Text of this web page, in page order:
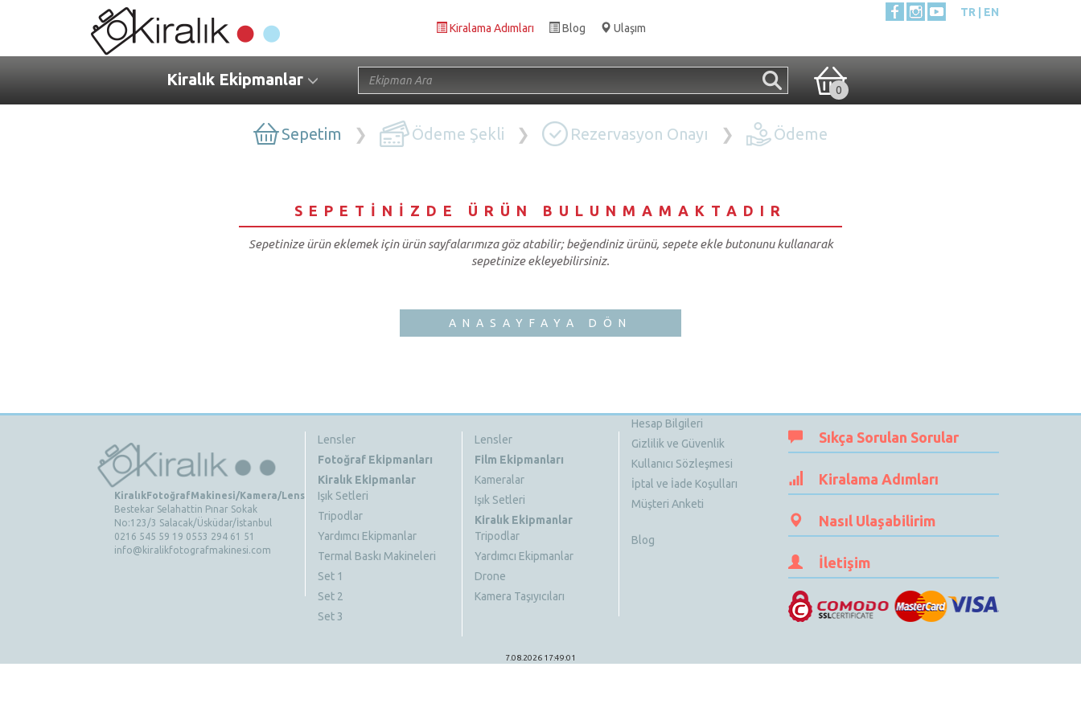
Kiralama Adımları Blog Ulaşım
TR EN
Kiralık Ekipmanlar
0
Sepetim ❯ Ödeme Şekli ❯ Rezervasyon Onayı ❯ Ödeme
SEPETİNİZDE ÜRÜN BULUNMAMAKTADIR
Sepetinize ürün eklemek için ürün sayfalarımıza göz atabilir; beğendiniz ürünü, sepete ekle butonunu kullanarak
sepetinize ekleyebilirsiniz.
KiralıkFotoğrafMakinesi/Kamera/Lens
Bestekar Selahattin Pınar Sokak
No:123/3 Salacak/Üsküdar/İstanbul
0216 545 59 19 0553 294 61 51
info@kiralikfotografmakinesi.com
Lensler
Fotoğraf Ekipmanları
Kiralık Ekipmanlar
Işık Setleri
Tripodlar
Yardımcı Ekipmanlar
Termal Baskı Makineleri
Set 1
Set 2
Set 3
Lensler
Film Ekipmanları
Kameralar
Işık Setleri
Kiralık Ekipmanlar
Tripodlar
Yardımcı Ekipmanlar
Drone
Kamera Taşıyıcıları
Hesap Bilgileri
Gizlilik ve Güvenlik
Kullanıcı Sözleşmesi
İptal ve İade Koşulları
Müşteri Anketi
Blog
Sıkça Sorulan Sorular
Kiralama Adımları
Nasıl Ulaşabilirim
İletişim
7.08.2026 17:49:01